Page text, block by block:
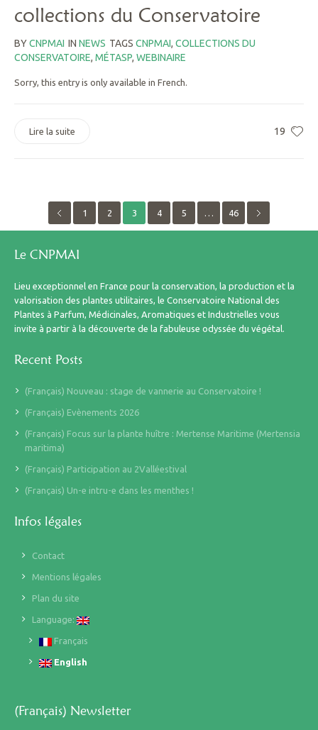
collections du Conservatoire
BYCNPMAI IN NEWS TAGS CNPMAI, COLLECTIONS DU
CONSERVATOIRE, MÉTASP, WEBINAIRE
Sorry, this entry is only available in French.
19
Lire la suite
1 2 3 4 5 … 46
Le CNPMAI
Lieu exceptionnel en France pour la conservation, la production et la
valorisation des plantes utilitaires, le Conservatoire National des
Plantes à Parfum, Médicinales, Aromatiques et Industrielles vous
invite à partir à la découverte de la fabuleuse odyssée du végétal.
Recent Posts
(Français) Nouveau : stage de vannerie au Conservatoire !
(Français) Evènements 2026
(Français) Focus sur la plante huître : Mertense Maritime (Mertensia
maritima)
(Français) Participation au 2Valléestival
(Français) Un-e intru-e dans les menthes !
Infos légales
Contact
Mentions légales
Plan du site
Language:
Français
English
(Français) Newsletter